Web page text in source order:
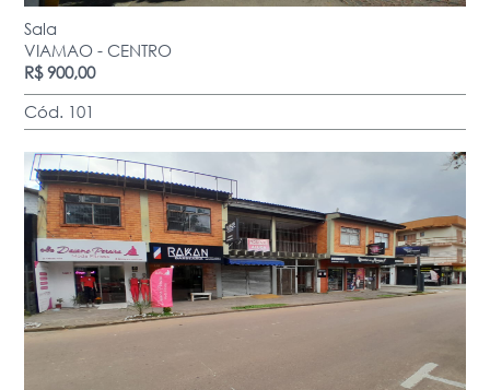
Sala
VIAMAO - CENTRO
R$ 900,00
Cód. 101